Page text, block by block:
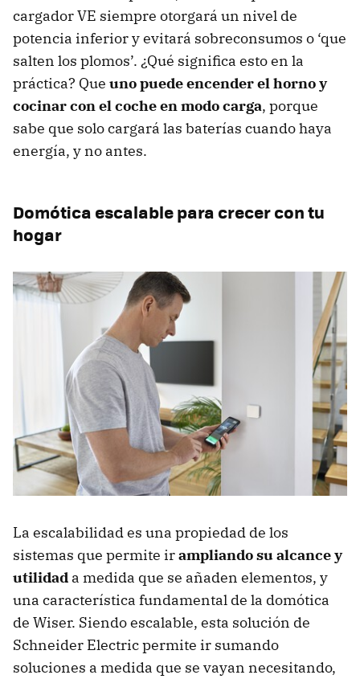
cargador VE siempre otorgará un nivel de
potencia inferior y evitará sobreconsumos o ‘que
salten los plomos’. ¿Qué significa esto en la
práctica? Que uno puede encender el horno y
cocinar con el coche en modo carga, porque
sabe que solo cargará las baterías cuando haya
energía, y no antes.
Domótica escalable para crecer con tu
hogar
La escalabilidad es una propiedad de los
sistemas que permite irampliando su alcance y
utilidad a medida que se añaden elementos, y
una característica fundamental de la domótica
de Wiser. Siendo escalable, esta solución de
Schneider Electric permite ir sumando
soluciones a medida que se vayan necesitando,